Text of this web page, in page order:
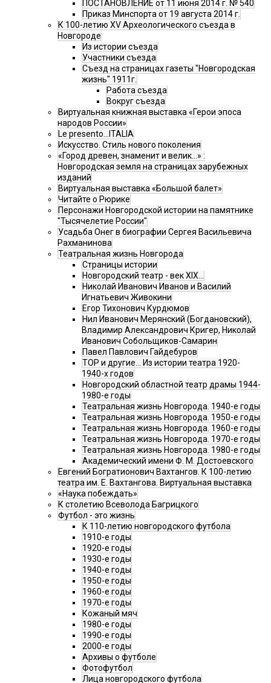
ПОСТАНОВЛЕНИЕ от 11 июня 2014 г. № 540
Приказ Минспорта от 19 августа 2014 г.
К 100-летию XV Археологического съезда в
Новгороде
Из истории съезда
Участники съезда
Cъезд на страницах газеты "Новгородская
жизнь" 1911г.
Работа съезда
Вокруг съезда
Виртуальная книжная выставка «Герои эпоса
народов России»
Le presento...ITALIA
Искусство. Стиль нового поколения
«Город древен, знаменит и велик…» :
Новгородская земля на страницах зарубежных
изданий
Виртуальная выставка «Большой балет»
Читайте о Рюрике
Персонажи Новгородской истории на памятнике
"Тысячелетие России"
Усадьба Онег в биографии Сергея Васильевича
Рахманинова
Театральная жизнь Новгорода
Страницы истории
Новгородский театр - век XIX…
Николай Иванович Иванов и Василий
Игнатьевич Живокини
Егор Тихонович Курдюмов
Нил Иванович Мерянский (Богдановский),
Владимир Александрович Кригер, Николай
Иванович Собольщиков-Самарин
Павел Павлович Гайдебуров
ТОР и другие… Из истории театра 1920-
1940-х годов
Новгородский областной театр драмы 1944-
1980-е годы
Театральная жизнь Новгорода. 1940-е годы
Театральная жизнь Новгорода. 1950-е годы
Театральная жизнь Новгорода. 1960-е годы
Театральная жизнь Новгорода. 1970-е годы
Театральная жизнь Новгорода. 1980-е годы
Академический имени Ф. М. Достоевского
Евгений Богратионович Вахтангов. К 100-летию
театра им. Е. Вахтангова. Виртуальная выставка
«Наука побеждать»
К столетию Всеволода Багрицкого
Футбол - это жизнь
К 110-летию новгородского футбола
1910-е годы
1920-е годы
1930-е годы
1940-е годы
1950-е годы
1960-е годы
1970-е годы
Кожаный мяч
1980-е годы
1990-е годы
2000-е годы
Архивы о футболе
Фотофутбол
Лица новгородского футбола